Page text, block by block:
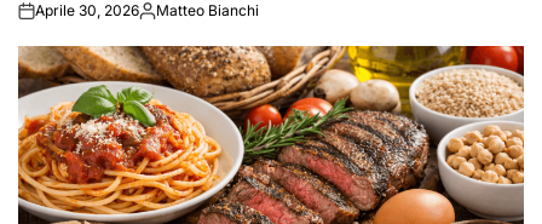
onAprile 30, 2026Posted
Matteo Bianchi